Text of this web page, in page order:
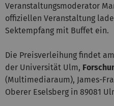
Veranstaltungsmoderator
offiziellen Veranstaltung
Sektempfang mit Buffet ein.
Die Preisverleihung findet am
der Universität Ulm,
(Multimediaraum), James-
Oberer Eselsberg in 89081